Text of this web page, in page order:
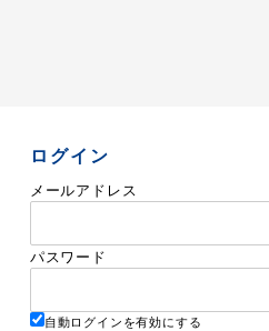
ログイン
メールアドレス
パスワード
自動ログインを有効にする